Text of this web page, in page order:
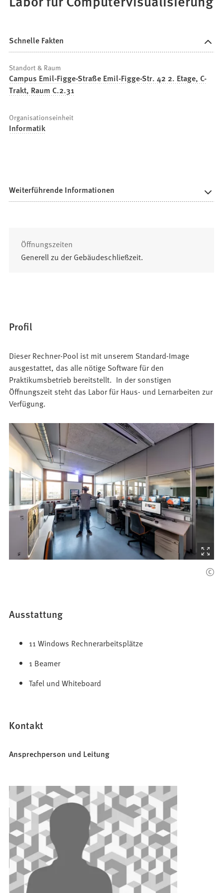
Schnelle Fakten
Standort & Raum
Campus Emil-Figge-Straße Emil-Figge-Str. 42 2. Etage, C-
Trakt, Raum C.2.31
Organisationseinheit
Informatik
Weiterführende Informationen
Öffnungszeiten
Generell zu der Gebäudeschließzeit.
Profil
Dieser Rechner-Pool ist mit unserem Standard-Image
ausgestattet, das alle nötige Software für den
Praktikumsbetrieb bereitstellt. In der sonstigen
Öffnungszeit steht das Labor für Haus- und Lernarbeiten zur
Verfügung.
(Startet
den
Ausstattung
11 Windows Rechnerarbeitsplätze
1 Beamer
Tafel und Whiteboard
Kontakt
Ansprechperson und Leitung